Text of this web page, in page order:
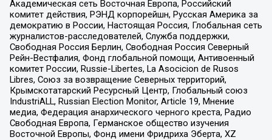
Академическая сеть Восточная Европа, Российский
комитет действия, РЭНД корпорейшн, Русская Америка за
демократию в России, Настоящая Россия, Глобальная сеть
журналистов-расследователей, Служба поддержки,
Свободная Россия Берлин, Свободная Россия Северный
Рейн-Вестфалия, Фонд глобальной помощи, Антивоенный
комитет России, Russie-Libertes, La Asocicion de Rusos
Libres, Союз за возвращение Северных территорий,
Крымскотатарский Ресурсный Центр, Глобальный союз
IndustriALL, Russian Election Monitor, Article 19, Мнение
медиа, Федерация анархического черного креста, Радио
Свободная Европа, Германское общество изучения
Восточной Европы, Фонд имени Фридриха Эберта, XZ